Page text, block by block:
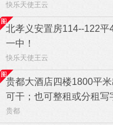
快乐天使王云
北孝义安置房114--122
一中！
快乐天使王云
贵都大酒店四楼1800平
可干；也可整租或分租写
贵都